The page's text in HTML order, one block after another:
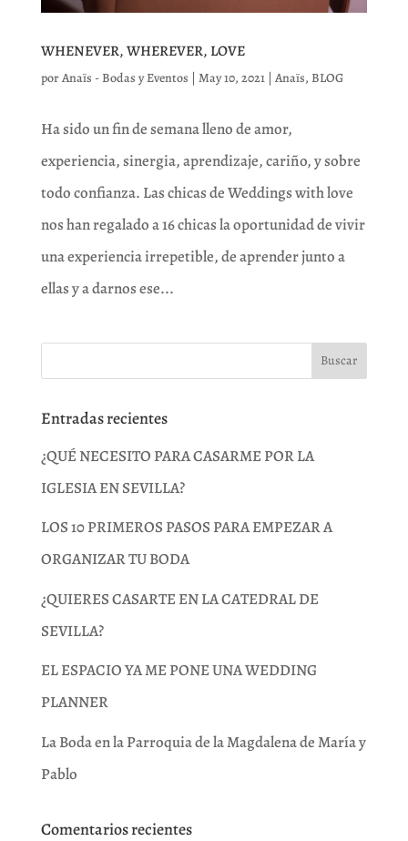
WHENEVER, WHEREVER, LOVE
porAnaïs - Bodas y Eventos | May 10, 2021| Anaïs, BLOG
Ha sido un fin de semana lleno de amor,
experiencia, sinergia, aprendizaje, cariño, y sobre
todo confianza. Las chicas de Weddings with love
nos han regalado a 16 chicas la oportunidad de vivir
una experiencia irrepetible, de aprender junto a
ellas y a darnos ese...
Entradas recientes
¿QUÉ NECESITO PARA CASARME POR LA
IGLESIA EN SEVILLA?
LOS 10 PRIMEROS PASOS PARA EMPEZAR A
ORGANIZAR TU BODA
¿QUIERES CASARTE EN LA CATEDRAL DE
SEVILLA?
EL ESPACIO YA ME PONE UNA WEDDING
PLANNER
La Boda en la Parroquia de la Magdalena de María y
Pablo
Comentarios recientes